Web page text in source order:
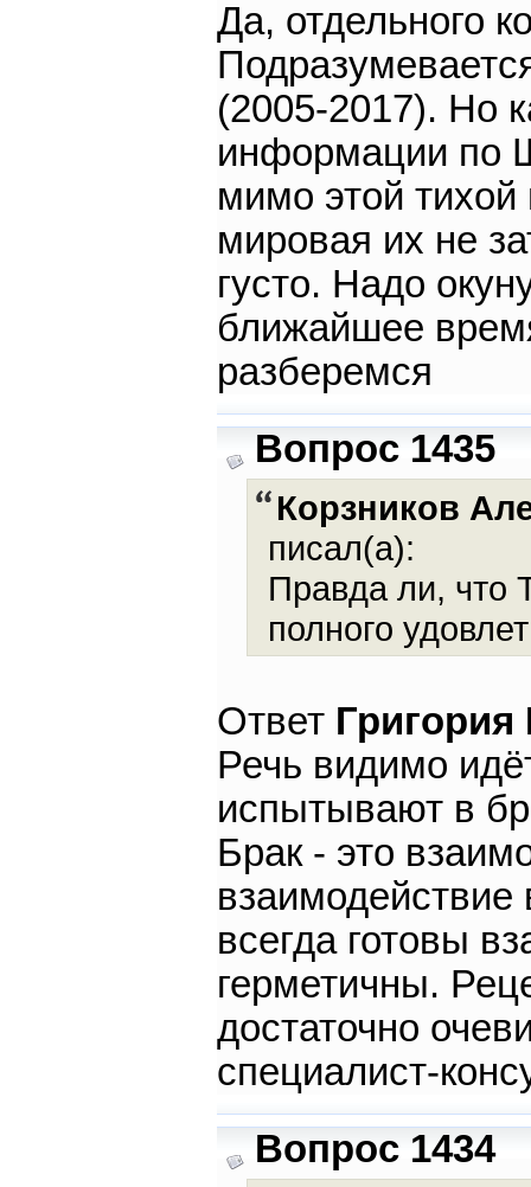
Да, отдельного
(2005-2017). Но
информации по
мимо этой
мировая их не
густо. Надо
ближайшее
разберемся
Вопрос 1435
Корзников
писал(а):
Правда ли, что
полного
Ответ
Речь видимо
испытывают в
Брак - это
взаимодействие
всегда готовы
герметичны.
достаточно
специалист-
Вопрос 1434